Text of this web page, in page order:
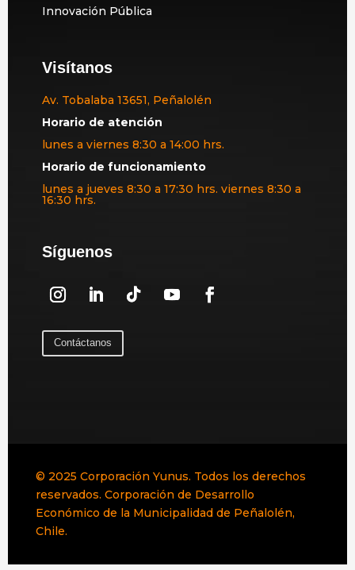
Innovación Pública
Visítanos
Av. Tobalaba 13651, Peñalolén
Horario de atención
lunes a viernes 8:30 a 14:00 hrs.
Horario de funcionamiento
lunes a jueves 8:30 a 17:30 hrs. viernes 8:30 a
16:30 hrs.
Síguenos
Contáctanos
© 2025 Corporación Yunus. Todos los derechos
reservados. Corporación de Desarrollo
Económico de la Municipalidad de Peñalolén,
Chile.